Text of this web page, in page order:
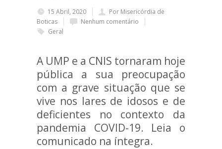
15 Abril, 2020
Por Misericórdia de
Boticas
Nenhum comentário
Geral
A UMP e a CNIS tornaram hoje
pública a sua preocupação
com a grave situação que se
vive nos lares de idosos e de
deficientes no contexto da
pandemia COVID-19. Leia o
comunicado na íntegra.